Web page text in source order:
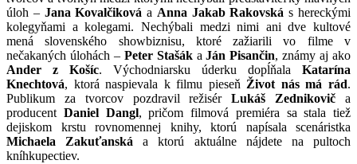
úloh – Jana Kovalčiková a Anna Jakab Rakovská s hereckými
kolegyňami a kolegami. Nechýbali medzi nimi ani dve kultové
mená slovenského showbiznisu, ktoré zažiarili vo filme v
nečakaných úlohách – Peter StašákaJán Pisančin, známy aj ako
Ander z Košíc. Východniarsku úderku dopĺňala Katarína
Knechtová, ktorá naspievala k filmu pieseňŽivot nás má rád.
Publikum za tvorcov pozdravil režisérLukáš Zednikoviča
producent Daniel Dangl, pričom filmová premiéra sa stala tiež
dejiskom krstu rovnomennej knihy, ktorú napísala scenáristka
Michaela Zakuťanská a ktorú aktuálne nájdete na pultoch
kníhkupectiev.